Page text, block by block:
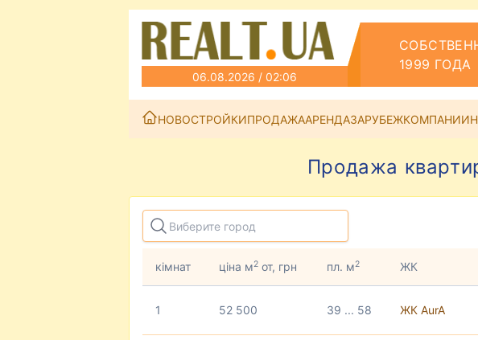
06.08.2026 / 02:06
1999 ГОДА
НОВОСТРОЙКИПРОДАЖААРЕНДАЗАРУБЕЖКОМПАНИИ
Продажа
кімнат ціна м2 от, грн пл. м2 ЖК
1 52 500 39 ... 58 ЖК AurA